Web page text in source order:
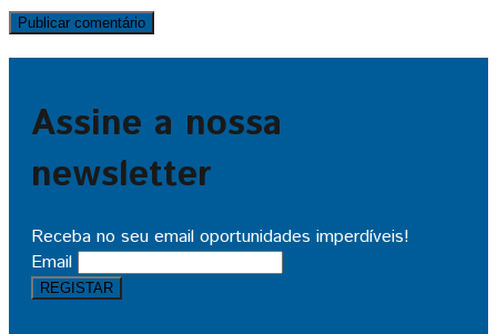
Assine a nossa
newsletter
Receba no seu email oportunidades imperdíveis!
Email